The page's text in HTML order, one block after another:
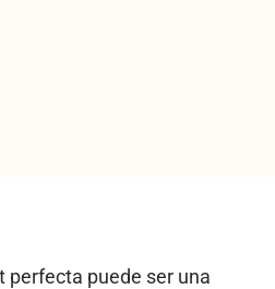
perfecta puede ser una